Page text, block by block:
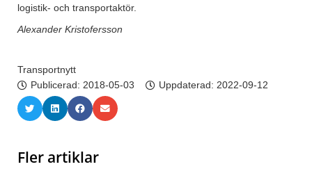
logistik- och transportaktör.
Alexander Kristofersson
Transportnytt
Publicerad: 2018-05-03 Uppdaterad: 2022-09-12
Fler artiklar